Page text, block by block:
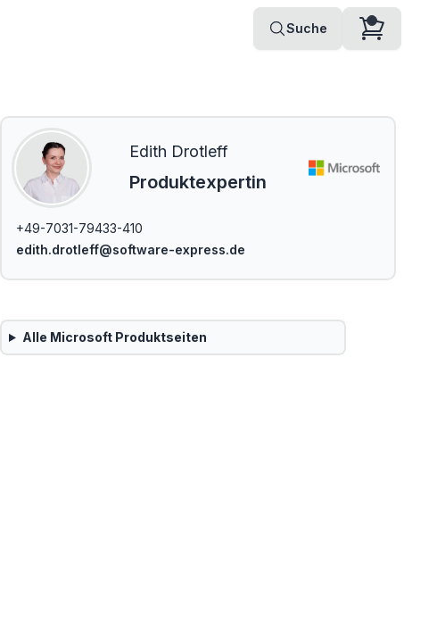
Suche
Edith Drotleff
Produktexpertin
+49-7031-79433-410
edith.drotleff@software-express.de
Alle MicrosoftProduktseiten